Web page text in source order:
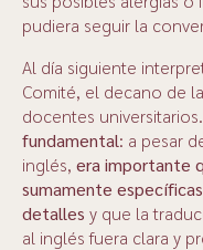
pudiera seguir la
Al día siguiente
Comité, el decano de
docentes
fundamental: a pesar
inglés, era importante
sumamente
detalles y que la
al inglés fuera clara y